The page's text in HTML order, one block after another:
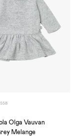
Olga Vauvan
Melange